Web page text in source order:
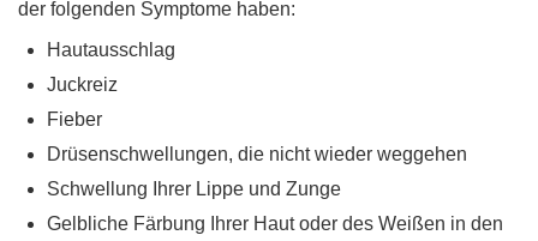
der folgenden Symptome haben:
Hautausschlag
Juckreiz
Fieber
Drüsenschwellungen, die nicht wieder weggehen
Schwellung Ihrer Lippe und Zunge
Gelbliche Färbung Ihrer Haut oder des Weißen in den